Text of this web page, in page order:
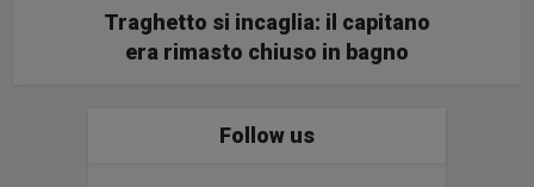
Traghetto si incaglia: il capitano
era rimasto chiuso in bagno
Follow us